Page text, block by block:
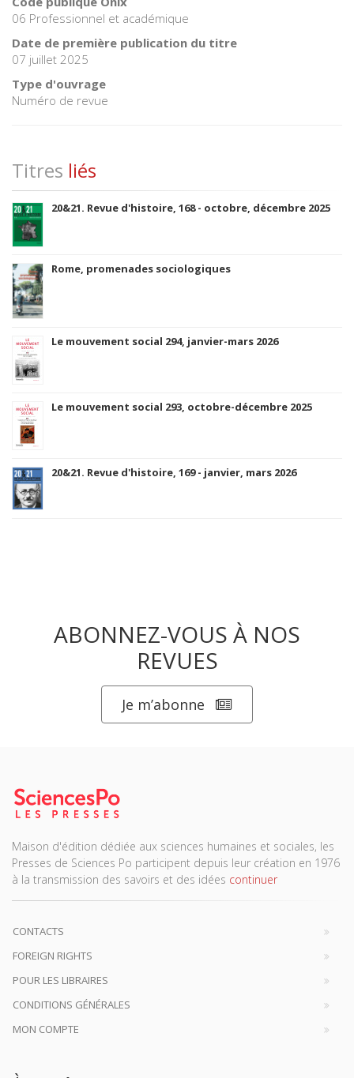
06 Professionnel et académique
Date de première publication du titre
07 juillet 2025
Type d'ouvrage
Numéro de revue
Titres liés
20&21. Revue d'histoire, 168 - octobre, décembre 2025
Rome, promenades sociologiques
Le mouvement social 294, janvier-mars 2026
Le mouvement social 293, octobre-décembre 2025
20&21. Revue d'histoire, 169 - janvier, mars 2026
ABONNEZ-VOUS À NOS
REVUES
Je m’abonne
Maison d'édition dédiée aux sciences humaines et sociales, les
Presses de Sciences Po participent depuis leur création en 1976
à la transmission des savoirs et des idées continuer
CONTACTS
FOREIGN RIGHTS
POUR LES LIBRAIRES
CONDITIONS GÉNÉRALES
MON COMPTE